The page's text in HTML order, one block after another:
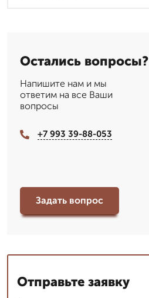
Остались вопросы?
Напишите нам и мы
ответим на все Ваши
вопросы
+7 993 39-88-053
Задать вопрос
Отправьте заявку